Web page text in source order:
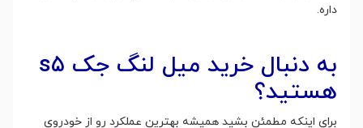
داره.
به دنبال خرید میل لنگ جک s5
هستید؟
برای اینکه مطمئن بشید همیشه بهترین عملکرد رو از خودروی